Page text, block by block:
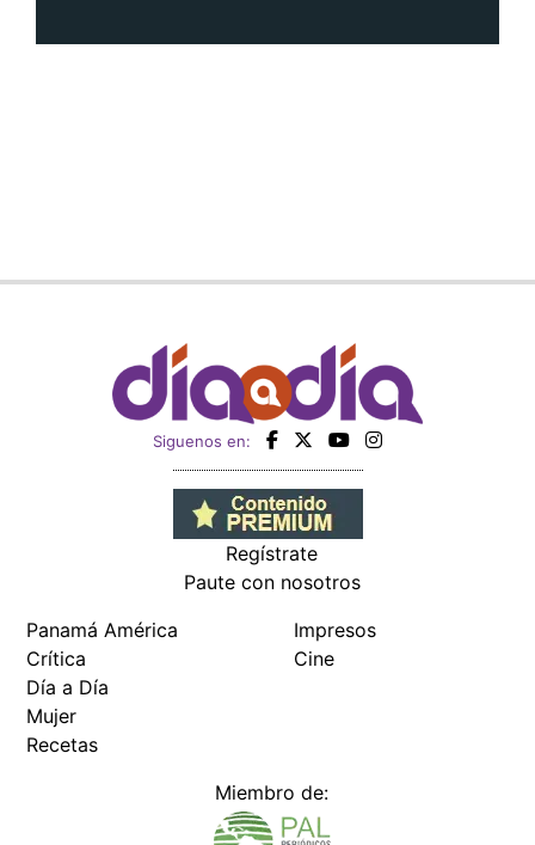
Siguenos en:
Regístrate
Paute con nosotros
Panamá América
Crítica
Día a Día
Mujer
Recetas
Impresos
Cine
Miembro de: